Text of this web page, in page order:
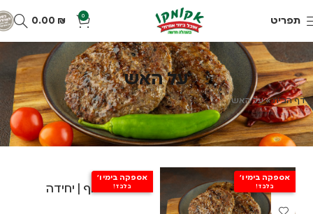
תפריט 0
0.00 ₪
על האש
דף הבית»על האש
אספקה בימי ו'
בלבד!
אספקה בימי ו'
בלבד!
חזה עוף | יחידה